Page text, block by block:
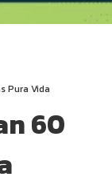
Pura Vida
60